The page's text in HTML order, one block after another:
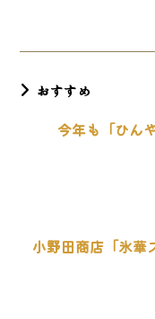
おすすめ
今年も「ひん
小野田商店「氷